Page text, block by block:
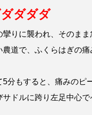
ダダダ
りに襲われ、そのまま
道で、ふくらはぎの
5分もすると、痛みのピ
サドルに跨り左足中心